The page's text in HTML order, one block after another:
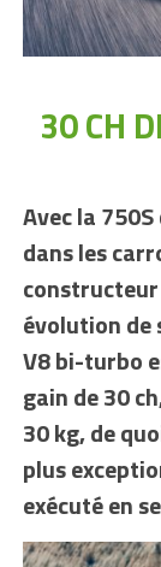
30 CH
Avec la
dans les
évolution de
V8 bi-turbo
gain de 30
30 kg, de
plus
exécuté en